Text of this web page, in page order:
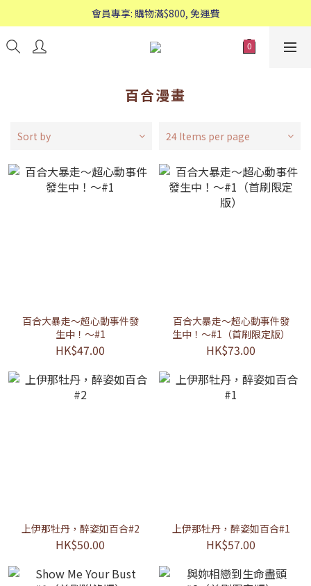
歡迎WhatsApp查詢：95588661
會員專享: 購物滿$800, 免運費
歡迎WhatsApp查詢：95588661
百合漫畫
Sort by 24 Items per page
百合大暴走～超心動事件發
生中！～#1
HK$47.00
百合大暴走～超心動事件發
生中！～#1（首刷限定版）
HK$73.00
上伊那牡丹，醉姿如百合#2
HK$50.00
上伊那牡丹，醉姿如百合#1
HK$57.00